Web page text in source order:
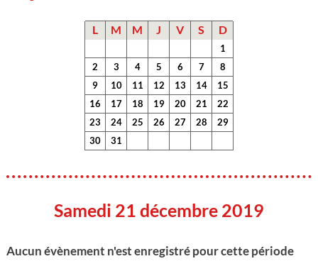
L M M J V S D
1
2
3 4 5 6 7
8
9
10 11 12 13 14
15
16
17 18 19 20 21
22
23
24 25 26 27 28
29
30
31
Samedi 21 décembre 2019
Aucun évènement n'est enregistré pour cette période